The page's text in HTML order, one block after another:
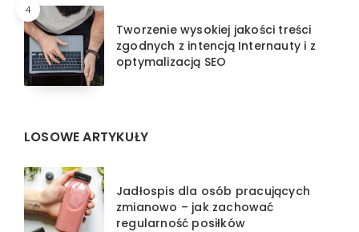
4
Tworzenie wysokiej jakości treści
zgodnych z intencją Internauty i z
optymalizacją SEO
LOSOWE ARTYKUŁY
Jadłospis dla osób pracujących
zmianowo – jak zachować
regularność posiłków